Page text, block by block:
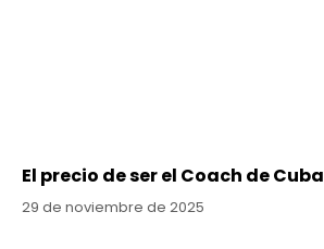
El precio de ser el Coach de Cuba
29 de noviembre de 2025